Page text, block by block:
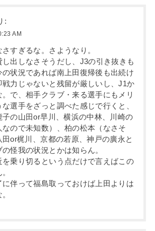
:
AM
すぎるな。さようなり。
し出しなさそうだし、J3の引き抜きも
状況であれば南上田復帰後も出続け
戦力じゃないと残留が厳しいし、J1か
。で、相手クラブ・来る選手にもメリ
選手をざっと調べた感じで行くと、
の山田or早川、横浜の中林、川崎の
ので未知数）、柏の松本（なさそ
田or梶川、京都の若原、神戸の廣永と
怪我の状況とかは知らん。
を乗り切るという点だけで言えばこの
伴って福島取っておけば上田よりは